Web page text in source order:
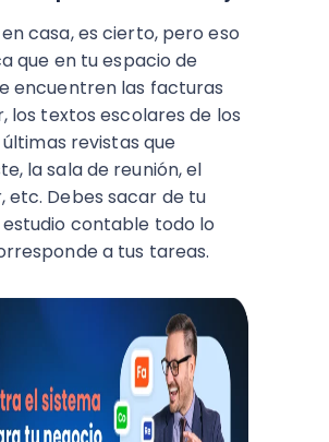
casa, es cierto, pero eso
que en tu espacio de
encuentren las facturas
los textos escolares de los
últimas revistas que
la sala de reunión, el
etc. Debes sacar de tu
contable todo lo
a tus tareas.